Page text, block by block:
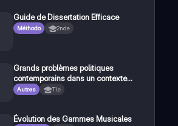
Guide de Dissertation Efficace
Méthodo 2nde
Grands problèmes politiques
contemporains dans un contexte
mondialisée - Introduction Généralee
Autres Tle
Évolution des Gammes Musicales